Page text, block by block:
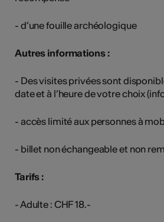
- d’une fouille archéologique
Autres informations :
- Des visites privées sont
date et à l’heure de votre choix
- accès limité aux personnes à
- billet non échangeable et non
Tarifs :
- Adulte : CHF 18.-